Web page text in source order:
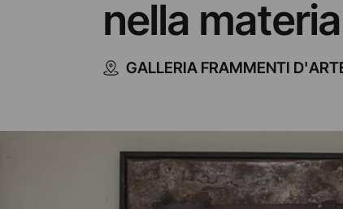
nella materia
GALLERIA FRAMMENTI